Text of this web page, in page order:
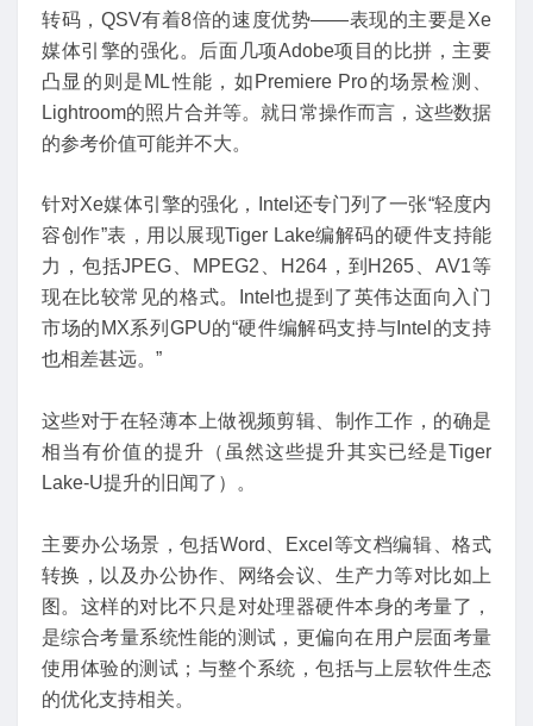
转码，QSV有着8倍的速度优势——表现的主要是Xe
媒体引擎的强化。后面几项Adobe项目的比拼，主要
凸显的则是ML性能，如Premiere Pro的场景检测、
Lightroom的照片合并等。就日常操作而言，这些数据
的参考价值可能并不大。
针对Xe媒体引擎的强化，Intel还专门列了一张“轻度内
容创作”表，用以展现Tiger Lake编解码的硬件支持能
力，包括JPEG、MPEG2、H264，到H265、AV1等
现在比较常见的格式。Intel也提到了英伟达面向入门
市场的MX系列GPU的“硬件编解码支持与Intel的支持
也相差甚远。”
这些对于在轻薄本上做视频剪辑、制作工作，的确是
相当有价值的提升（虽然这些提升其实已经是Tiger
Lake-U提升的旧闻了）。
主要办公场景，包括Word、Excel等文档编辑、格式
转换，以及办公协作、网络会议、生产力等对比如上
图。这样的对比不只是对处理器硬件本身的考量了，
是综合考量系统性能的测试，更偏向在用户层面考量
使用体验的测试；与整个系统，包括与上层软件生态
的优化支持相关。